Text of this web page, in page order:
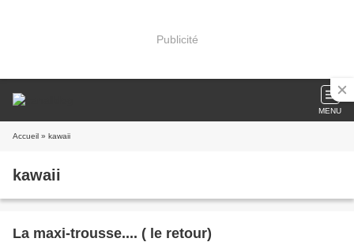
Publicité
MENU
Accueil » kawaii
kawaii
La maxi-trousse.... ( le retour)